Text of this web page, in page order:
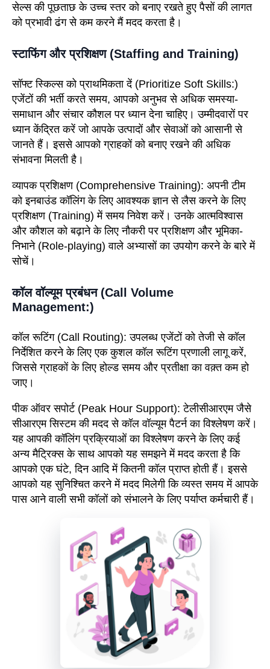
सेल्स की पूछताछ के उच्च स्तर को बनाए रखते हुए पैसों की लागत
को प्रभावी ढंग से कम करने मैं मदद करता है।
स्टाफिंग और प्रशिक्षण (Staffing and Training)
सॉफ्ट स्किल्स को प्राथमिकता दें(Prioritize Soft Skills:)
एजेंटों की भर्ती करते समय, आपको अनुभव से अधिक समस्या-
समाधान और संचार कौशल पर ध्यान देना चाहिए। उम्मीदवारों पर
ध्यान केंद्रित करें जो आपके उत्पादों और सेवाओं को आसानी से
जानते हैं। इससे आपको ग्राहकों को बनाए रखने की अधिक
संभावना मिलती है।
व्यापक प्रशिक्षण (Comprehensive Training): अपनी टीम
को इनबाउंड कॉलिंग के लिए आवश्यक ज्ञान से लैस करने के लिए
प्रशिक्षण (Training) में समय निवेश करें। उनके आत्मविश्वास
और कौशल को बढ़ाने के लिए नौकरी पर प्रशिक्षण और भूमिका-
निभाने (Role-playing) वाले अभ्यासों का उपयोग करने के बारे में
सोचें।
कॉल वॉल्यूम प्रबंधन (Call Volume
Management:)
कॉल रूटिंग(Call Routing): उपलब्ध एजेंटों को तेजी से कॉल
निर्देशित करने के लिए एक कुशल कॉल रूटिंग प्रणाली लागू करें,
जिससे ग्राहकों के लिए होल्ड समय और प्रतीक्षा का वक़्त कम हो
जाए।
पीक ऑवर सपोर्ट(Peak Hour Support): टेलीसीआरएम जैसे
सीआरएम सिस्टम की मदद से कॉल वॉल्यूम पैटर्न का विश्लेषण करें।
यह आपकी कॉलिंग प्रक्रियाओं का विश्लेषण करने के लिए कई
अन्य मैट्रिक्स के साथ आपको यह समझने में मदद करता है कि
आपको एक घंटे, दिन आदि में कितनी कॉल प्राप्त होती हैं। इससे
आपको यह सुनिश्चित करने में मदद मिलेगी कि व्यस्त समय में आपके
पास आने वाली सभी कॉलों को संभालने के लिए पर्याप्त कर्मचारी हैं।